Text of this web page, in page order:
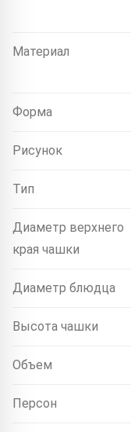
Материал
Форма
Рисунок
Тип
Диаметр верхнего
края чашки
Диаметр блюдца
Высота чашки
Объем
Персон